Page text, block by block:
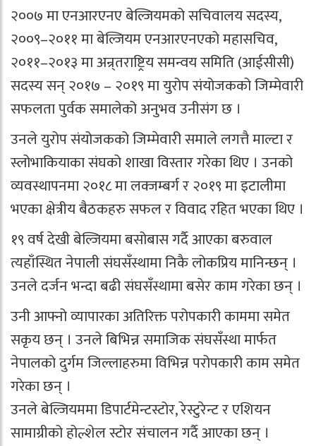
२००७ मा एनआरएनए बेल्जियमको सचिवालय सदस्य,
२००९–२०११ मा बेल्जियम एनआरएनएको महासचिव,
२०११–२०१३ मा अन्र्तराष्ट्रिय समन्वय समिति (आईसीसी)
सदस्य सन् २०१७ – २०१९ मा युरोप संयोजकको जिम्मेवारी
सफलता पुर्वक समालेको अनुभव उनीसंग छ ।
उनले युरोप संयोजकको जिम्मेवारी समाले लगत्तै माल्टा र
स्लोभाकियाका संघको शाखा विस्तार गरेका थिए । उनको
व्यवस्थापनमा २०१८ मा लक्जम्बर्ग र २०१९ मा इटालीमा
भएका क्षेत्रीय बैठकहरु सफल र विवाद रहित भएका थिए ।
१९ वर्ष देखी बेल्जियमा बसोबास गर्दै आएका बरुवाल
त्यहाँस्थित नेपाली संघसँस्थामा निकै लोकप्रिय मानिन्छन् ।
उनले दर्जन भन्दा बढी संघसँस्थामा बसेर काम गरेका छन् ।
उनी आफ्नो व्यापारका अतिरिक्त परोपकारी काममा समेत
सकृय छन् । उनले बिभिन्न समाजिक संघसँस्था मार्फत
नेपालको दुर्गम जिल्लाहरुमा विभिन्न परोपकारी काम समेत
गरेका छन् ।
उनले बेल्जियममा डिपार्टमेन्टस्टोर, रेस्टुरेन्ट र एशियन
सामाग्रीको होल्शेल स्टोर संचालन गर्दै आएका छन् ।